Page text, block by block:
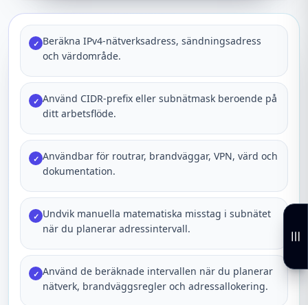
✓ Beräkna IPv4-nätverksadress, sändningsadress
och värdområde.
✓ Använd CIDR-prefix eller subnätmask beroende på
ditt arbetsflöde.
✓ Användbar för routrar, brandväggar, VPN, värd och
dokumentation.
✓ Undvik manuella matematiska misstag i subnätet
när du planerar adressintervall.
✓ Använd de beräknade intervallen när du planerar
nätverk, brandväggsregler och adressallokering.